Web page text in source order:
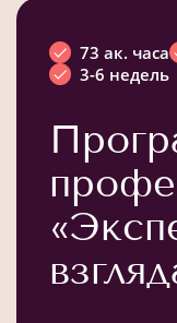
73 ак. часа
3-6 недель